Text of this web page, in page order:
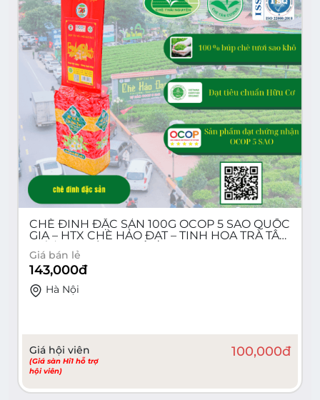
CHÈ ĐINH ĐẶC SẢN 100G OCOP 5 SAO QUỐC
GIA – HTX CHÈ HẢO ĐẠT – TINH HOA TRÀ TÂN
CƯƠNG THÁI NGUYÊN
Giá bán lẻ
143,000đ
Hà Nội
Giá hội viên
(Giá sàn Hi1 hỗ trợ
hội viên)
100,000đ